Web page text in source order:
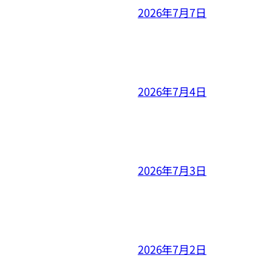
2026年7月7日
2026年7月4日
2026年7月3日
2026年7月2日